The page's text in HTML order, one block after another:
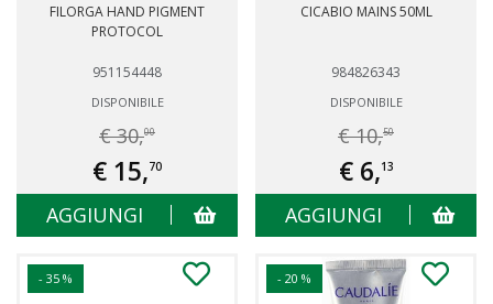
FILORGA HAND PIGMENT
PROTOCOL
951154448
DISPONIBILE
€ 30,00
€ 15,70
AGGIUNGI
CICABIO MAINS 50ML
984826343
DISPONIBILE
€ 10,50
€ 6,13
AGGIUNGI
- 35 % - 20 %